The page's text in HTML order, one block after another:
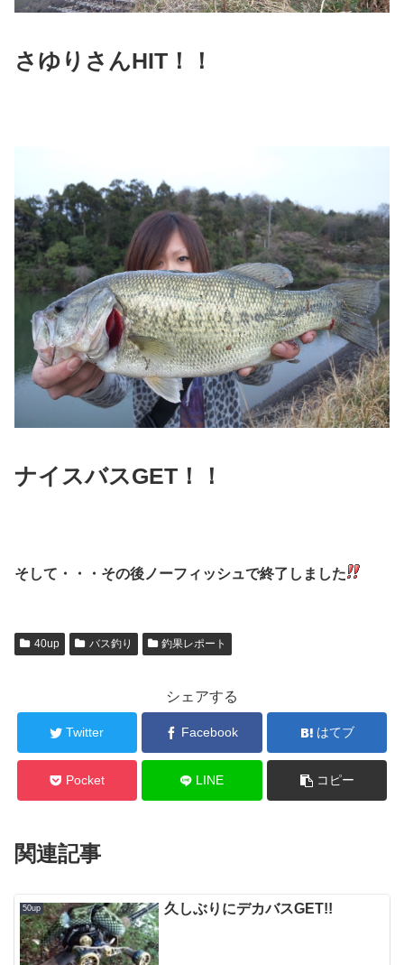
さゆりさんHIT！！
ナイスバスGET！！
そして・・・その後ノーフィッシュで終了しました
40up バス釣り 釣果レポート
シェアする
Twitter Facebook はてブ
Pocket LINE コピー
関連記事
50up 久しぶりにデカバスGET!!